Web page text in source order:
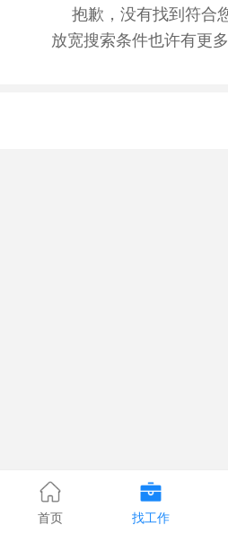
抱歉，没有找到符合
放宽搜索条件也许有更
首页 找工作